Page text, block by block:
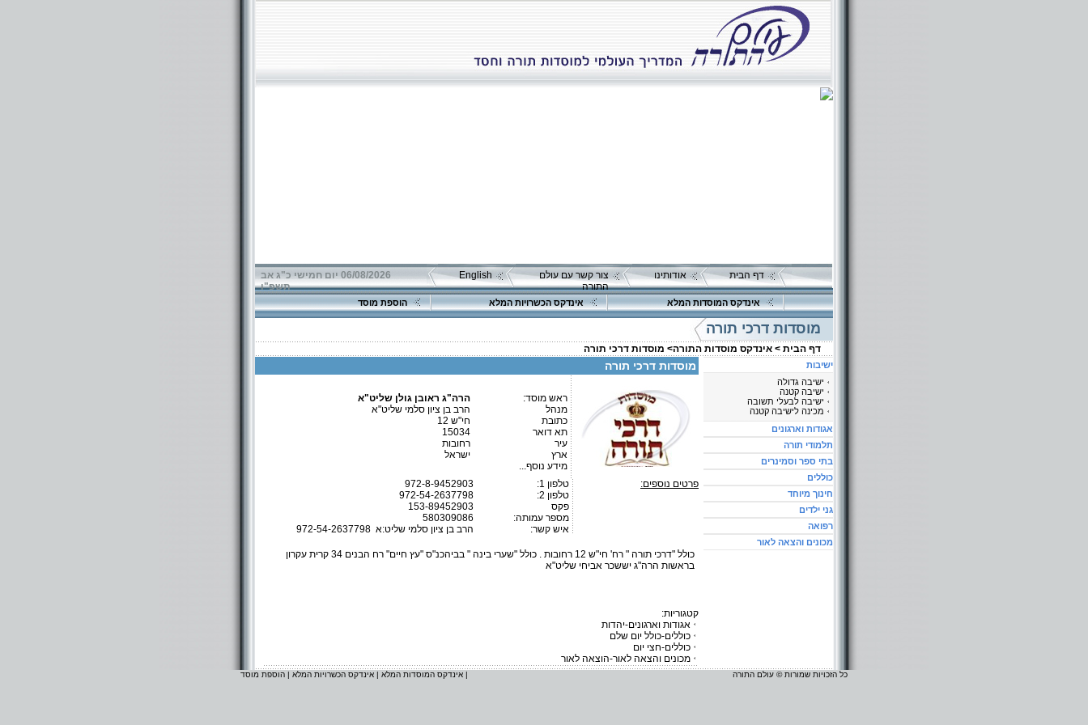
דף הבית אודותינו
צור קשר עם עולם
התורה
English
06/08/2026 יום חמישי כ"ג אב
תשפ"ו
אינדקס המוסדות המלא אינדקס הכשרויות המלא הוספת מוסד
מוסדות דרכי תורה
דף הבית > אינדקס מוסדות התורה> מוסדות דרכי תורה
מוסדות דרכי תורה
ראש מוסד:
הרה"ג ראובן גולן שליט"א
מנהל
הרב בן ציון סלמי שליט"א
כתובת
חי"ש 12
תא דואר
15034
עיר
רחובות
ארץ
ישראל
מידע נוסף...
פרטים נוספים:
טלפון 1:
טלפון 2:
פקס
מספר עמותה:
איש קשר:
972-8-9452903
972-54-2637798
153-89452903
580309086
הרב בן ציון סלמי שליט:א 972-54-2637798
כולל "דרכי תורה " רח' חי"ש 12 רחובות . כולל "שערי בינה " בביהכנ"ס "עץ חיים" רח הבנים 34 קרית עקרון
בראשות הרה"ג יששכר אביחי שליט"א
קטגוריות:
אגודות וארגונים-יהדות
כוללים-כולל יום שלם
כוללים-חצי יום
מכונים והצאה לאור-הוצאה לאור
ישיבות
ישיבה גדולה
ישיבה קטנה
ישיבה לבעלי תשובה
מכינה לישיבה קטנה
אגודות וארגונים
תלמודי תורה
בתי ספר וסמינרים
כוללים
חינוך מיוחד
גני ילדים
רפואה
מכונים והצאה לאור
כל הזכויות שמורות © עולם התורה אינדקס המוסדות המלא | אינדקס הכשרויות המלא | הוספת מוסד |